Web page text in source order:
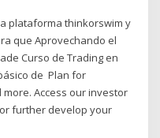
plataforma thinkorswim y
que Aprovechando el
Curso de Trading en
de Plan for
Access our investor
further develop your